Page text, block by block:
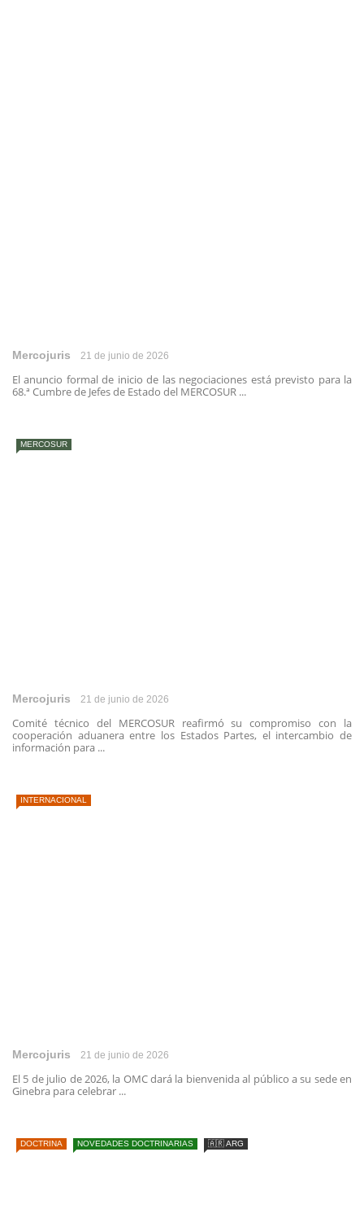
Mercojuris 21 de junio de 2026
El anuncio formal de inicio de las negociaciones está previsto para la
68.ª Cumbre de Jefes de Estado del MERCOSUR ...
MERCOSUR
Mercojuris 21 de junio de 2026
Comité técnico del MERCOSUR reafirmó su compromiso con la
cooperación aduanera entre los Estados Partes, el intercambio de
información para ...
INTERNACIONAL
Mercojuris 21 de junio de 2026
El 5 de julio de 2026, la OMC dará la bienvenida al público a su sede en
Ginebra para celebrar ...
DOCTRINA NOVEDADES DOCTRINARIAS 🇦🇷 ARG